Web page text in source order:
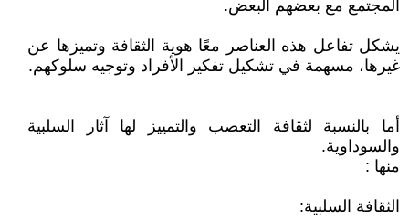
المجتمع مع بعضهم البعض.
يشكل تفاعل هذه العناصر معًا هوية الثقافة وتميزها عن
غيرها، مسهمة في تشكيل تفكير الأفراد وتوجيه سلوكهم.
أما بالنسبة لثقافة التعصب والتمييز لها آثار السلبية
والسوداوية.
منها :
الثقافة السلبية: